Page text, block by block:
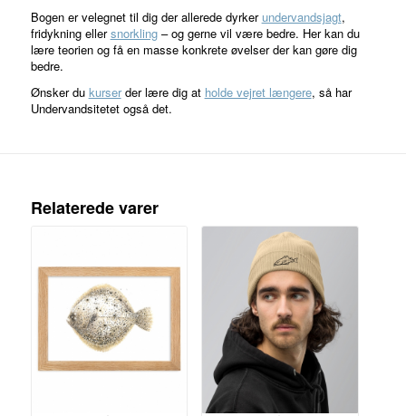
Bogen er velegnet til dig der allerede dyrker undervandsjagt,
fridykning ellersnorkling– og gerne vil være bedre. Her kan du
lære teorien og få en masse konkrete øvelser der kan gøre dig
bedre.
Ønsker du kurserder lære dig at holde vejret længere, så har
Undervandsitetet også det.
Relaterede varer